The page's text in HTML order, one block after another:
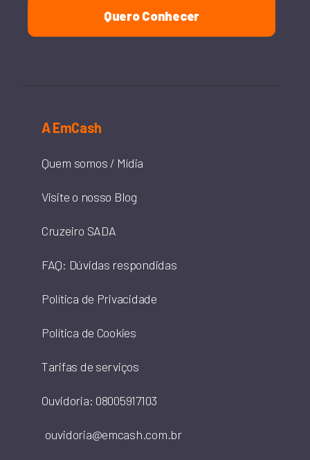
Quero Conhecer
A EmCash
Quem somos / Mídia
Visite o nosso Blog
Cruzeiro SADA
FAQ: Dúvidas respondidas
Política de Privacidade
Política de Cookies
Tarifas de serviços
Ouvidoria: 08005917103
ouvidoria@emcash.com.br